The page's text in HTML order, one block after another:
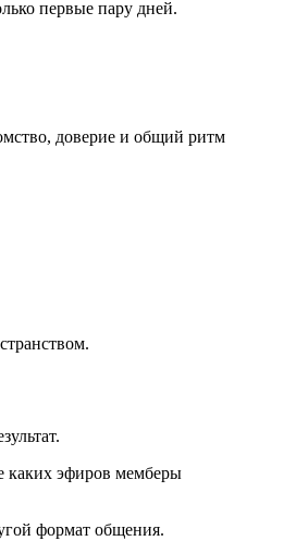
первые пару дней.
доверие и общий ритм
каких эфиров мемберы
формат общения.